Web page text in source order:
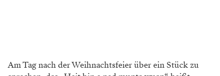
Am Tag nach der Weihnachtsfeier über ein Stück zu